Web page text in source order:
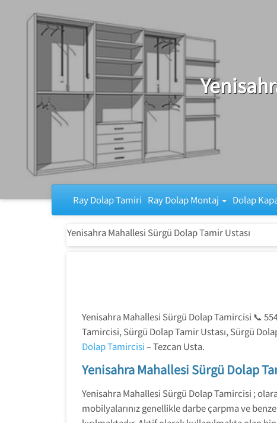
Ray Dolap Tamiri Ray Dolap Montaj Dolap
Yenisahra Mahallesi Sürgü Dolap Tamir Ustası
Yenisahra Mahallesi Sürgü Dolap Tamircisi 📞
Tamircisi, Sürgü Dolap Tamir Ustası, Sürgü
Dolap Tamircisi– Tezcan Usta.
Yenisahra Mahallesi Sürgü Dolap
Yenisahra Mahallesi Sürgü Dolap Tamircisi ;
mobilyalarınız genellikle darbe çarpma ve